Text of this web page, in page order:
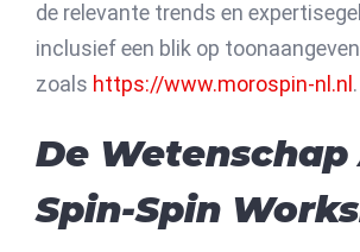
de relevante trends en
inclusief een blik op
zoals https://www.morospin-nl.nl.
De
Spin-Spin